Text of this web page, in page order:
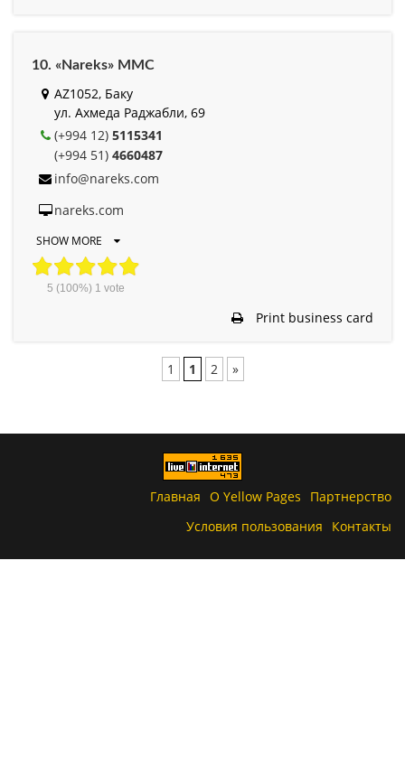
10. «Nareks» MMC
AZ1052, Баку
ул. Ахмеда Раджабли, 69
(+994 12) 5115341
(+994 51) 4660487
info@nareks.com
nareks.com
SHOW MORE
5 (100%) 1 vote
Print business card
1 1 2 »
Главная О Yellow Pages
Партнерство
Условия пользования
Контакты